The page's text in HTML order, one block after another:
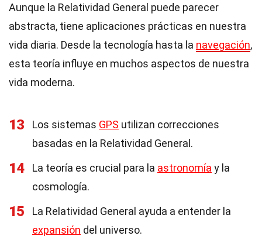
Aunque la Relatividad General puede parecer
abstracta, tiene aplicaciones prácticas en nuestra
vida diaria. Desde la tecnología hasta la navegación,
esta teoría influye en muchos aspectos de nuestra
vida moderna.
13 Los sistemas GPS utilizan correcciones
basadas en la Relatividad General.
14 La teoría es crucial para la astronomía y la
cosmología.
15
La Relatividad General ayuda a entender la
expansión del universo.